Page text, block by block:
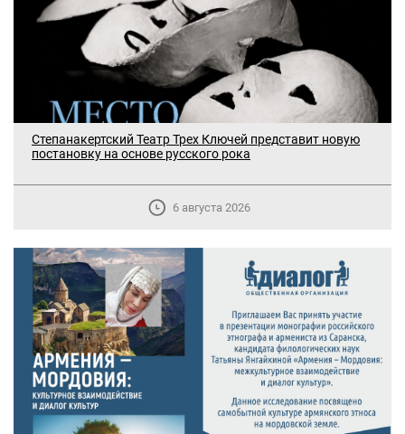
Степанакертский Театр Трех Ключей представит новую
постановку на основе русского рока
6 августа 2026